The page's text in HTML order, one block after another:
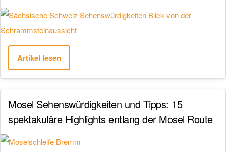
Artikel lesen
Mosel Sehenswürdigkeiten und Tipps: 15
spektakuläre Highlights entlang der Mosel Route